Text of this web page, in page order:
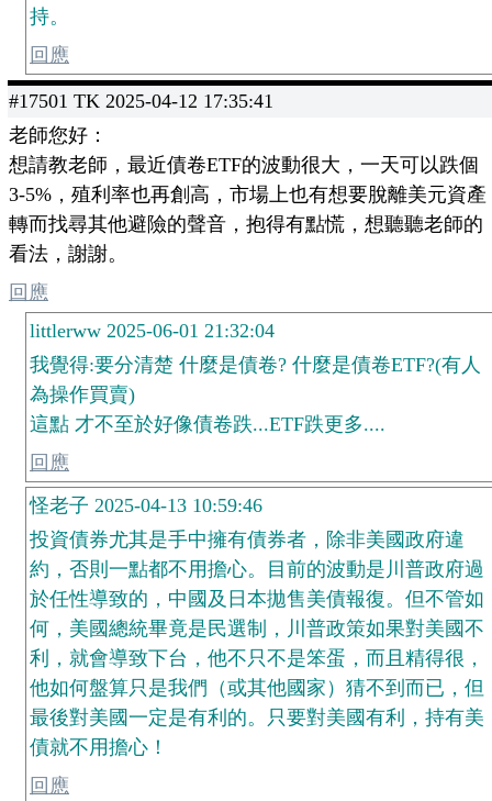
持。
回應
#17501 TK 2025-04-12 17:35:41
老師您好：
想請教老師，最近債卷ETF的波動很大，一天可以跌個
3-5%，殖利率也再創高，市場上也有想要脫離美元資產
轉而找尋其他避險的聲音，抱得有點慌，想聽聽老師的
看法，謝謝。
回應
littlerww 2025-06-01 21:32:04
我覺得:要分清楚 什麼是債卷? 什麼是債卷ETF?(有人
為操作買賣)
這點 才不至於好像債卷跌...ETF跌更多....
回應
怪老子 2025-04-13 10:59:46
投資債券尤其是手中擁有債券者，除非美國政府違
約，否則一點都不用擔心。目前的波動是川普政府過
於任性導致的，中國及日本拋售美債報復。但不管如
何，美國總統畢竟是民選制，川普政策如果對美國不
利，就會導致下台，他不只不是笨蛋，而且精得很，
他如何盤算只是我們（或其他國家）猜不到而已，但
最後對美國一定是有利的。只要對美國有利，持有美
債就不用擔心！
回應